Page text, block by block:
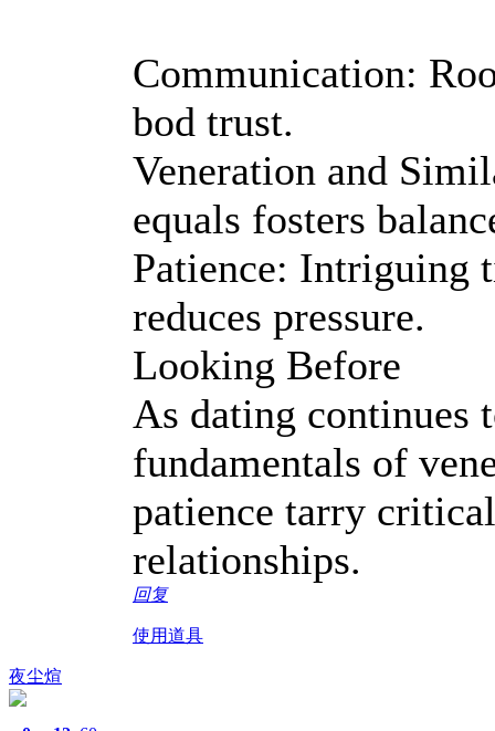
Communication:
bod trust.
Veneration and
equals fosters
Patience: Intriguing
reduces pressure.
Looking Before
As dating continues
fundamentals of
patience tarry
relationships.
回复
使用道具
夜尘煊